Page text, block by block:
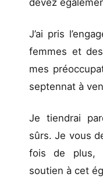
J’ai pris
femmes et
mes
septennat à
Je tiendrai
sûrs. Je vous
fois de plus,
soutien à cet